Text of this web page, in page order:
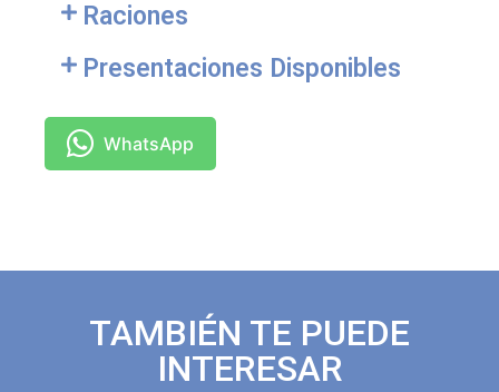
Raciones
Presentaciones Disponibles
WhatsApp
TAMBIÉN TE PUEDE
INTERESAR